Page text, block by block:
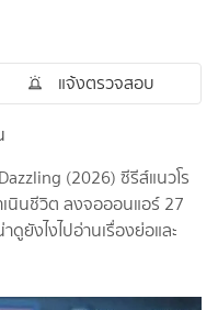
แจ้งตรวจสอบ
(2026) ซีรีส์แนวโร
นินชีวิต ลงจอออนแอร์ 27
ยังไงไปอ่านเรื่องย่อและ